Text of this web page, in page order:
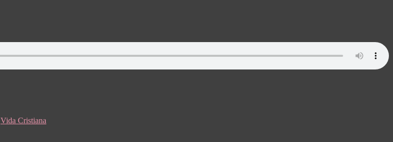
Vida Cristiana